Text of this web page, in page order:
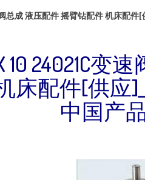
总成 液压配件 摇臂钻配件 机床配件
10 24021C变
床配件[供应
中国产